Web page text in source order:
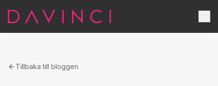
Tillbaka till bloggen